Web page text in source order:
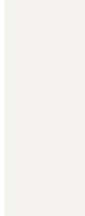
Farmasi
Modern ve
Farmasi'nin metalik
kalıcı ve şık
doğal ve etkileyici
Makeuptime
Doğal ve
Makeuptime
görünüm sağlayan,
Melien
Kalemi Seti ile
Melien'in suya
kalıcılık ve çok